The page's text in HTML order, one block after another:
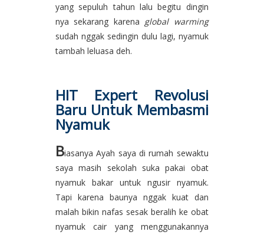
yang sepuluh tahun lalu begitu dingin
nya sekarang karena global warming
sudah nggak sedingin dulu lagi, nyamuk
tambah leluasa deh.
HIT Expert Revolusi
Baru Untuk Membasmi
Nyamuk
Biasanya Ayah saya di rumah sewaktu
saya masih sekolah suka pakai obat
nyamuk bakar untuk ngusir nyamuk.
Tapi karena baunya nggak kuat dan
malah bikin nafas sesak beralih ke obat
nyamuk cair yang menggunakannya